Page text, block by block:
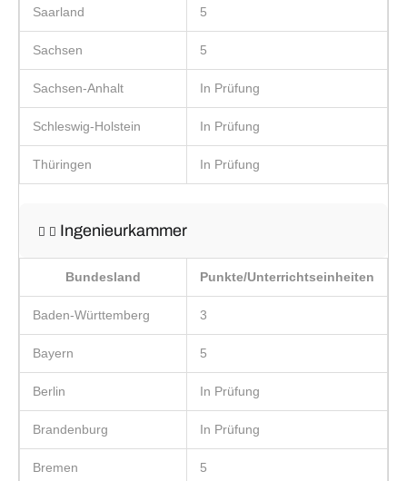
Saarland 5
Sachsen 5
Sachsen-Anhalt In Prüfung
Schleswig-Holstein In Prüfung
Thüringen In Prüfung
Ingenieurkammer
Bundesland Punkte/Unterrichtseinheiten
Baden-Württemberg 3
Bayern 5
Berlin In Prüfung
Brandenburg In Prüfung
Bremen 5